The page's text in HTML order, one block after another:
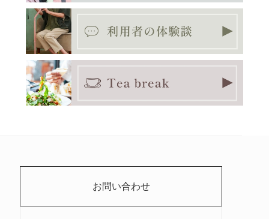
お問い合わせ